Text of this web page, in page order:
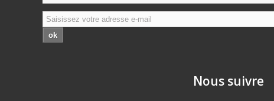
ok
Nous suivre